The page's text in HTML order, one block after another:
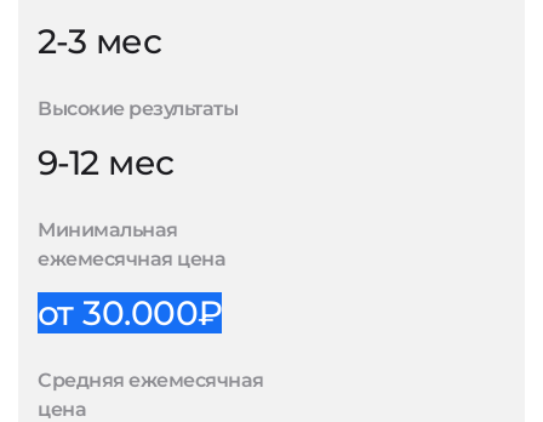
2-3 мес
Высокие результаты
9-12 мес
Минимальная
ежемесячная цена
от 30.000₽
Средняя ежемесячная
цена